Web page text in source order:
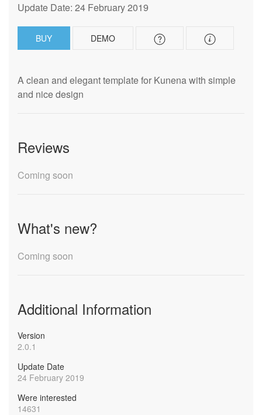
Update Date: 24 February 2019
BUY DEMO
A clean and elegant template for Kunena with simple
and nice design
Reviews
Coming soon
What's new?
Coming soon
Additional Information
Version
2.0.1
Update Date
24 February 2019
Were interested
14631